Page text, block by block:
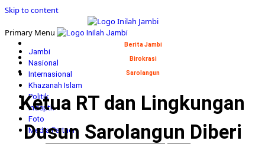
Skip to content
Primary Menu
Jambi
Nasional
Internasional
Khazanah Islam
Politik
Indepth
Foto
Media Partner
Berita Jambi
Birokrasi
Sarolangun
Ketua RT dan Lingkungan
Dusun Sarolangun Diberi